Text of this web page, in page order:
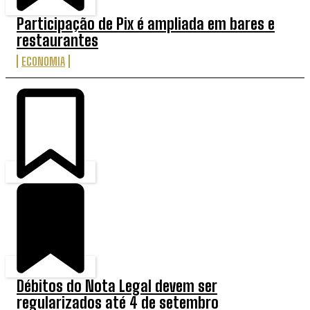
Participação de Pix é ampliada em bares e
restaurantes
ECONOMIA
Débitos do Nota Legal devem ser
regularizados até 4 de setembro